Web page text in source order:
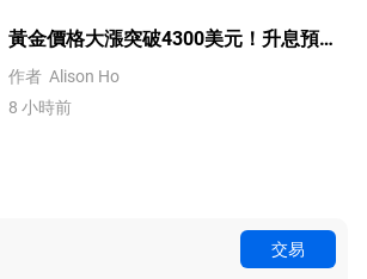
黃金價格大漲突破4300美元！升息預期
降溫疊加央行購金，未來持續漲？
作者 Alison Ho
8 小時前
交易